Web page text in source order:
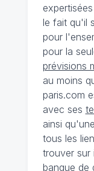
le fait qu'il
pour
pour la
prévisions
au moins
paris.com
avec ses
ainsi
tous les
trouver sur
banque de